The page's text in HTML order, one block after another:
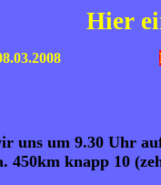
Hier
08.03.2008
uns um 9.30 Uhr
450km knapp 10